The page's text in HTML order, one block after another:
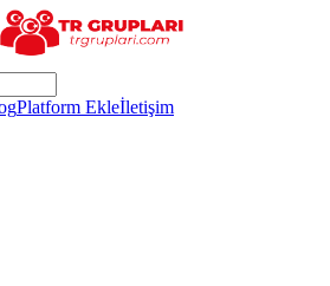
Platform Ekleİletişim